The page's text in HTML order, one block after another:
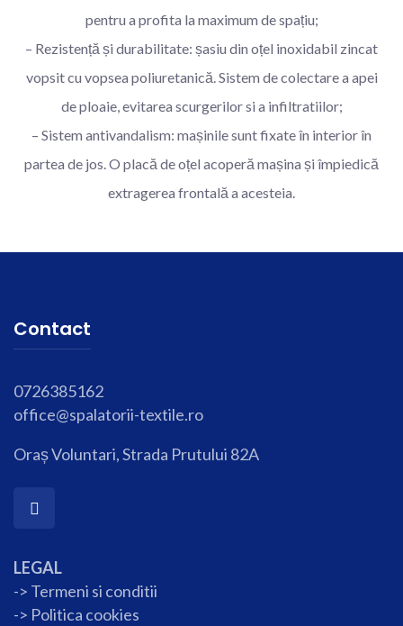
pentru a profita la maximum de spațiu;
– Rezistență și durabilitate: șasiu din oțel inoxidabil zincat
vopsit cu vopsea poliuretanică. Sistem de colectare a apei
de ploaie, evitarea scurgerilor si a infiltratiilor;
– Sistem antivandalism: mașinile sunt fixate în interior în
partea de jos. O placă de oțel acoperă mașina și împiedică
extragerea frontală a acesteia.
Contact
0726385162
office@spalatorii-textile.ro
Oraș Voluntari, Strada Prutului 82A
LEGAL
-> Termeni si conditii
-> Politica cookies